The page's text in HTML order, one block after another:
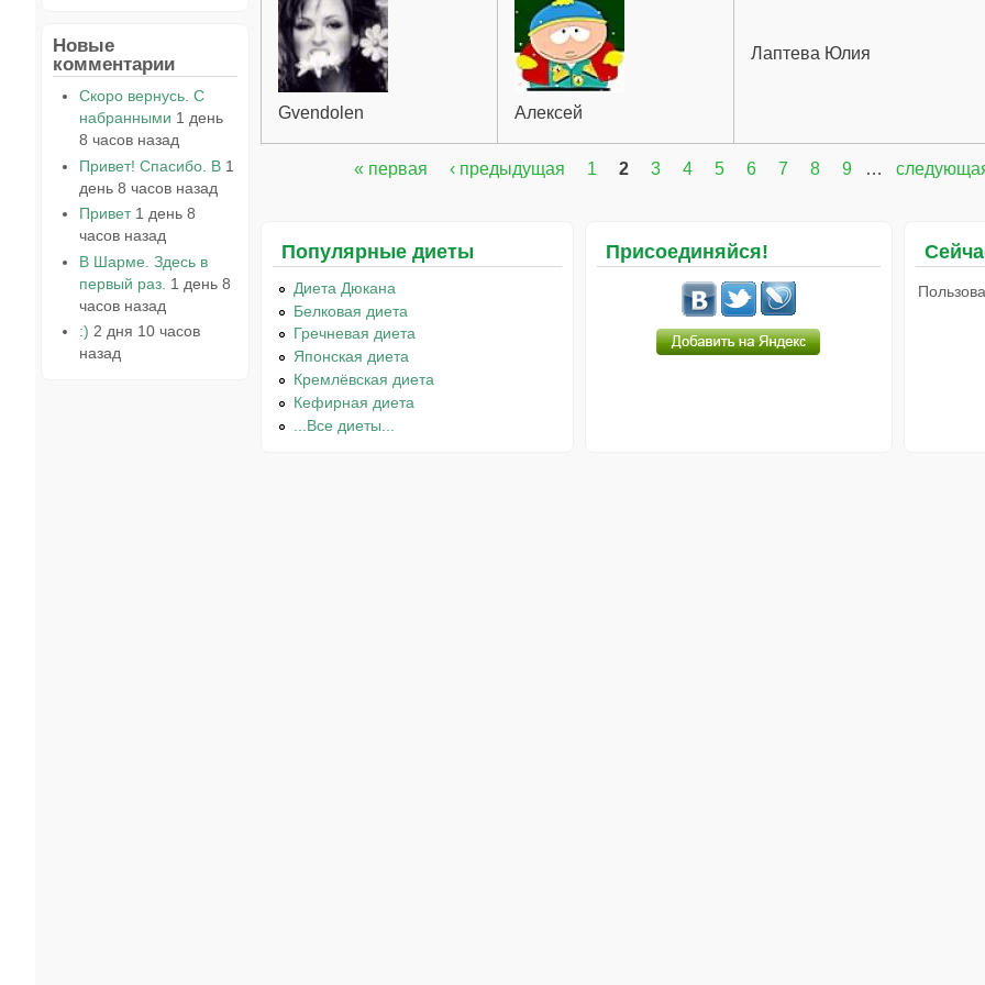
Gvendolen Алексей
Лаптева Юлия
« первая ‹ предыдущая 1 2 3 4 5 6 7 8 9 …
Популярные диеты
Диета Дюкана
Белковая диета
Гречневая диета
Японская диета
Кремлёвская диета
Кефирная диета
...Все диеты...
Присоединяйся!
Новые
комментарии
Скоро вернусь. С
набранными 1 день
8 часов назад
Привет! Спасибо. В 1
день 8 часов назад
Привет 1 день 8
часов назад
В Шарме. Здесь в
первый раз. 1 день 8
часов назад
:) 2 дня 10 часов
назад